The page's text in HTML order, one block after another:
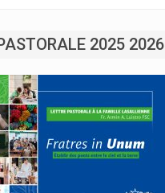
2025 2026